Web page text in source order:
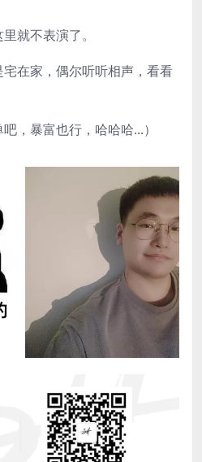
就不表演了。
在家，偶尔听听相声，看看
，暴富也行，哈哈哈...）